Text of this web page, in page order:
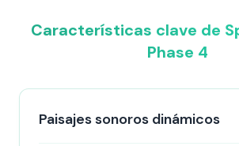
Características clave de
Phase 4
Paisajes sonoros dinámicos